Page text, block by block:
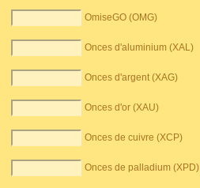
OmiseGO (OMG)
Onces d'aluminium (XAL)
Onces d'argent (XAG)
Onces d'or (XAU)
Onces de cuivre (XCP)
Onces de palladium (XPD)